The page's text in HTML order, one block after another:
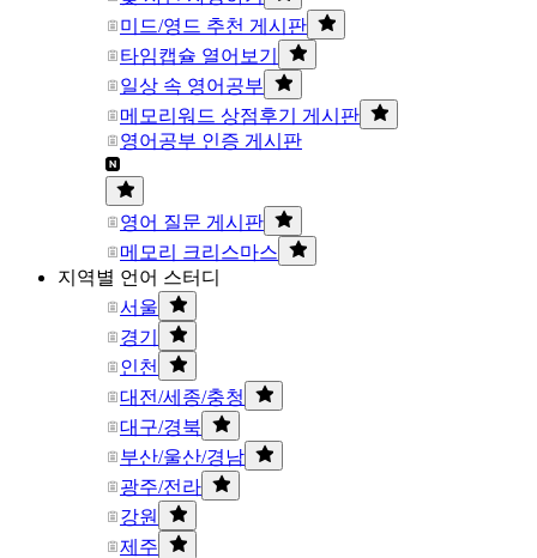
미드/영드 추천 게시판
타임캡슐 열어보기
일상 속 영어공부
메모리워드 상점후기 게시판
영어공부 인증 게시판
영어 질문 게시판
메모리 크리스마스
지역별 언어 스터디
서울
경기
인천
대전/세종/충청
대구/경북
부산/울산/경남
광주/전라
강원
제주